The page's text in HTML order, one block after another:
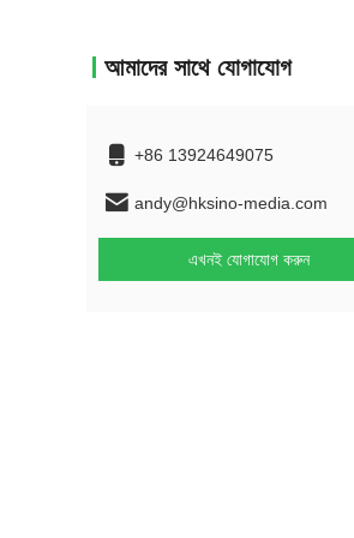
আমাদের সাথে যোগাযোগ
+86 13924649075
andy@hksino-media.com
এখনই যোগাযোগ করুন